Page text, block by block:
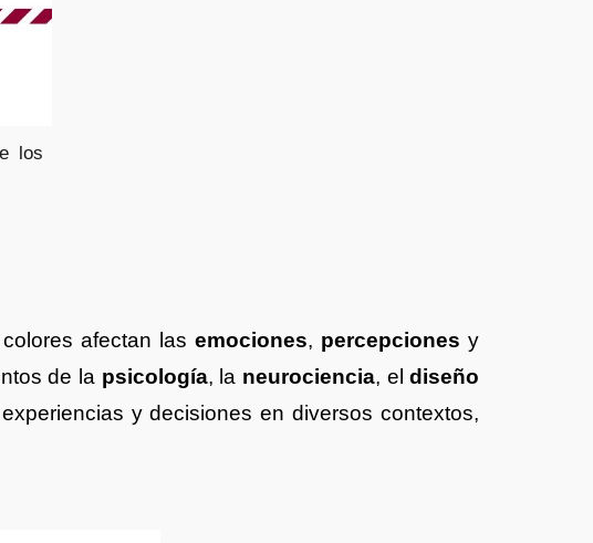
los
afectan las emociones, percepciones y
de la psicología, la neurociencia, eldiseño
y decisiones en diversos contextos,